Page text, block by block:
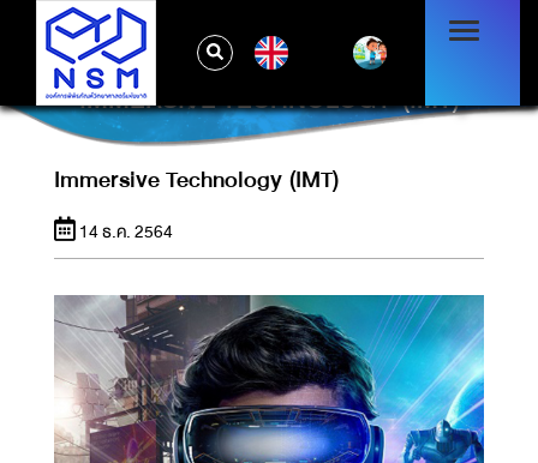
IMMERSIVE TECHNOLOGY (IMT)
Immersive Technology (IMT)
14 ธ.ค. 2564